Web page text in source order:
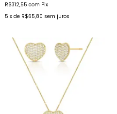
R$312,55 com Pix
5 x de R$65,80 sem juros